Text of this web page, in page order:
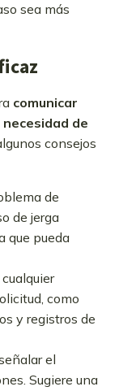
sea más
comunicar
de
consejos
de
de jerga
que pueda
como
y registros de
el
Sugiere una